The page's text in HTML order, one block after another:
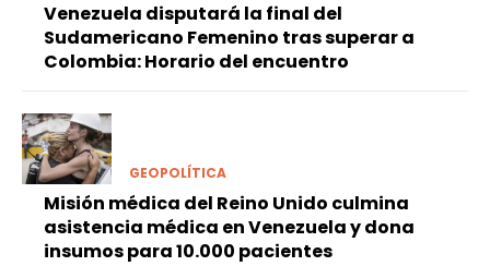
Venezuela disputará la final del
Sudamericano Femenino tras superar a
Colombia: Horario del encuentro
GEOPOLÍTICA
Misión médica del Reino Unido culmina
asistencia médica en Venezuela y dona
insumos para 10.000 pacientes